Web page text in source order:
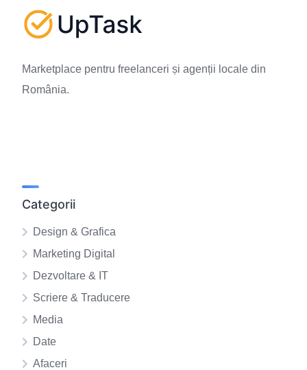
Marketplace pentru freelanceri și agenții locale din
România.
Categorii
Design & Grafica
Marketing Digital
Dezvoltare & IT
Scriere & Traducere
Media
Date
Afaceri